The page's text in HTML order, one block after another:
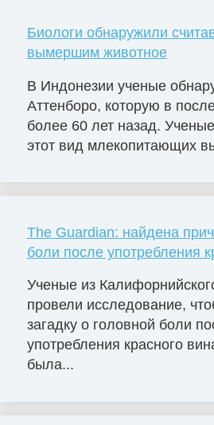
Биологи обнаружили
вымершим животное
В Индонезии ученые
Аттенборо, которую в
более 60 лет назад.
этот вид млекопитающих
The Guardian: найдена
боли после употребления
Ученые из
провели исследование,
загадку о головной боли
употребления красного
была...